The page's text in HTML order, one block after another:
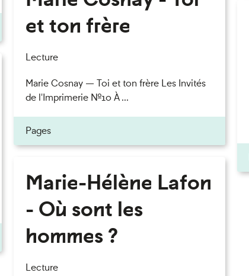
et ton frère
Lecture
Marie Cosnay — Toi et ton frère Les Invités
de l'Imprimerie n°10 À ...
Pages
Marie-Hélène Lafon
- Où sont les
hommes ?
Lecture